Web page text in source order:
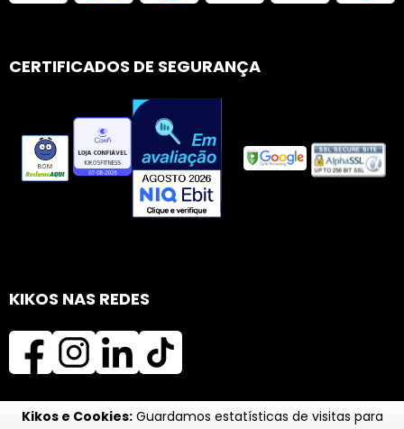
Kikos e Cookies:Guardamos estatísticas de visitas para
CERTIFICADOS DE SEGURANÇA
KIKOS NAS REDES